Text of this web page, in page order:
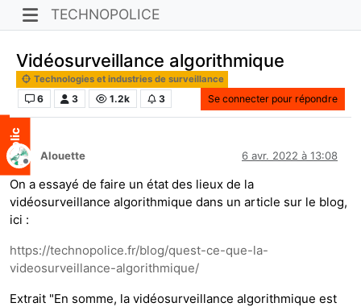
TECHNOPOLICE
Vidéosurveillance algorithmique
Technologies et industries de surveillance
6 3 1.2k 3 Se connecter pour répondre
Hors-ligne
Alouette 6 avr. 2022 à 13:08
On a essayé de faire un état des lieux de la
vidéosurveillance algorithmique dans un article sur le blog,
ici :
https://technopolice.fr/blog/quest-ce-que-la-
videosurveillance-algorithmique/
Extrait "En somme, la vidéosurveillance algorithmique est